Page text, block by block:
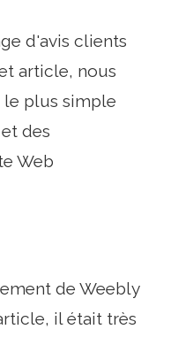
d'avis clients
article, nous
plus simple
des
Web
de Weebly
il était très